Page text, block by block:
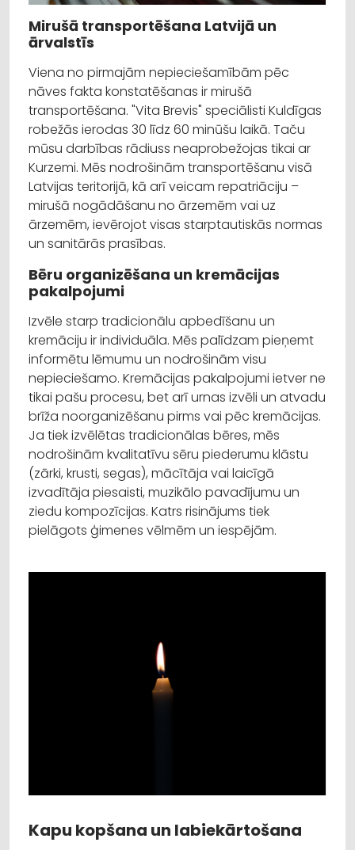
Mirušā transportēšana Latvijā un
ārvalstīs
Viena no pirmajām nepieciešamībām pēc
nāves fakta konstatēšanas ir mirušā
transportēšana. "Vita Brevis" speciālisti Kuldīgas
robežās ierodas 30 līdz 60 minūšu laikā. Taču
mūsu darbības rādiuss neaprobežojas tikai ar
Kurzemi. Mēs nodrošinām transportēšanu visā
Latvijas teritorijā, kā arī veicam repatriāciju –
mirušā nogādāšanu no ārzemēm vai uz
ārzemēm, ievērojot visas starptautiskās normas
un sanitārās prasības.
Bēru organizēšana un kremācijas
pakalpojumi
Izvēle starp tradicionālu apbedīšanu un
kremāciju ir individuāla. Mēs palīdzam pieņemt
informētu lēmumu un nodrošinām visu
nepieciešamo. Kremācijas pakalpojumi ietver ne
tikai pašu procesu, bet arī urnas izvēli un atvadu
brīža noorganizēšanu pirms vai pēc kremācijas.
Ja tiek izvēlētas tradicionālas bēres, mēs
nodrošinām kvalitatīvu sēru piederumu klāstu
(zārki, krusti, segas), mācītāja vai laicīgā
izvadītāja piesaisti, muzikālo pavadījumu un
ziedu kompozīcijas. Katrs risinājums tiek
pielāgots ģimenes vēlmēm un iespējām.
Kapu kopšana un labiekārtošana